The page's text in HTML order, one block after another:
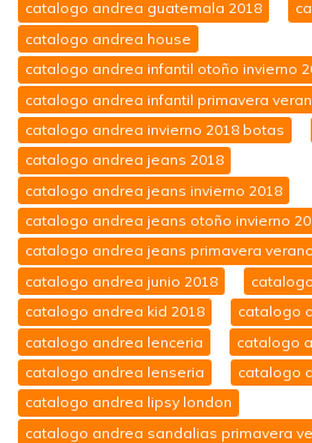
catalogo andrea guatemala 2018
catalogo andrea house
catalogo andrea infantil otoño invierno
catalogo andrea infantil primavera
catalogo andrea invierno 2018 botas
catalogo andrea jeans 2018
catalogo andrea jeans invierno 2018
catalogo andrea jeans otoño invierno
catalogo andrea jeans primavera
catalogo andrea junio 2018
catalogo andrea kid 2018
catalogo
catalogo andrea lenceria
catalogo
catalogo andrea lenseria
catalogo
catalogo andrea lipsy london
catalogo andrea sandalias primavera